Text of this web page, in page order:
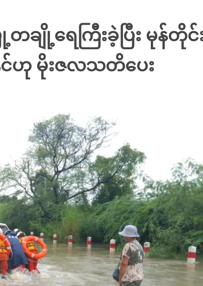
ချို့ရေကြီးခဲ့ပြီး မုန်တို
နိုင်ဟု မိုးဇလသတိပေး